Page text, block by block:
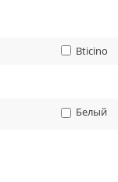
Bticino
Белый